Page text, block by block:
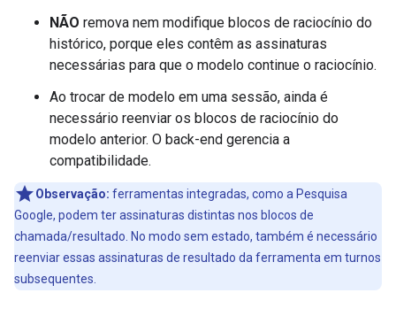
NÃO remova nem modifique blocos de raciocínio do
histórico, porque eles contêm as assinaturas
necessárias para que o modelo continue o raciocínio.
Ao trocar de modelo em uma sessão, ainda é
necessário reenviar os blocos de raciocínio do
modelo anterior. O back-end gerencia a
compatibilidade.
Observação: ferramentas integradas, como a Pesquisa
Google, podem ter assinaturas distintas nos blocos de
chamada/resultado. No modo sem estado, também é necessário
reenviar essas assinaturas de resultado da ferramenta em turnos
subsequentes.